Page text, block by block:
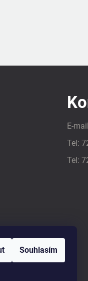
Souhlasím
E-
Tel:
Tel: